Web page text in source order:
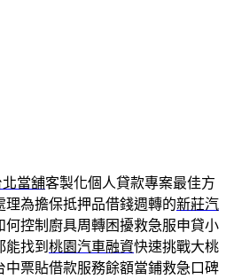
北當舖客製化個人貸款專案最佳方
為擔保抵押品借錢週轉的新莊汽
何控制廚具周轉困擾救急服申貸小
找到 桃園汽車融資快速挑戰大桃
中票貼借款服務餘額當鋪救急口碑